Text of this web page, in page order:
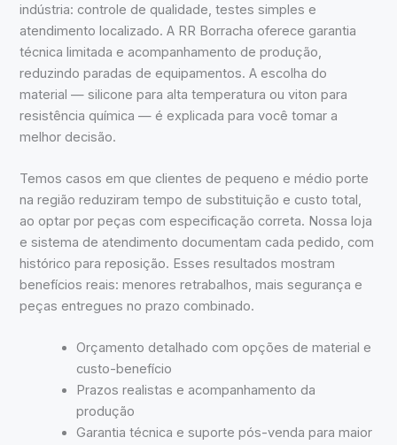
indústria: controle de qualidade, testes simples e
atendimento localizado. A RR Borracha oferece garantia
técnica limitada e acompanhamento de produção,
reduzindo paradas de equipamentos. A escolha do
material — silicone para alta temperatura ou viton para
resistência química — é explicada para você tomar a
melhor decisão.
Temos casos em que clientes de pequeno e médio porte
na região reduziram tempo de substituição e custo total,
ao optar por peças com especificação correta. Nossa loja
e sistema de atendimento documentam cada pedido, com
histórico para reposição. Esses resultados mostram
benefícios reais: menores retrabalhos, mais segurança e
peças entregues no prazo combinado.
Orçamento detalhado com opções de material e
custo-benefício
Prazos realistas e acompanhamento da
produção
Garantia técnica e suporte pós-venda para maior